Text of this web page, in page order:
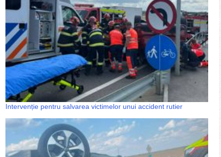
Intervenție pentru salvarea victimelor unui accident rutier